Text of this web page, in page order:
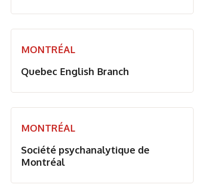
MONTRÉAL
Quebec English Branch
MONTRÉAL
Société psychanalytique de
Montréal